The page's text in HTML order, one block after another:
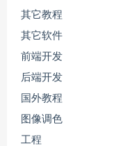
其它教程
其它软件
前端开发
后端开发
国外教程
图像调色
工程